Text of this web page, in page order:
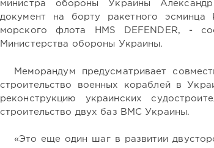
министра обороны Украины
документ на борту ракетного эсминца
морского флота HMS DEFENDER, -
Министерства обороны Украины.
Меморандум предусматривает
строительство военных кораблей в
реконструкцию украинских
строительство двух баз ВМС Украины.
«Это еще один шаг в развитии